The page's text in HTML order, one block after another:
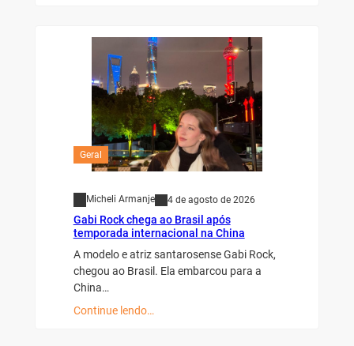
Geral
Micheli Armanje 4 de agosto de 2026
Gabi Rock chega ao Brasil após
temporada internacional na China
A modelo e atriz santarosense Gabi Rock,
chegou ao Brasil. Ela embarcou para a
China…
Continue lendo…